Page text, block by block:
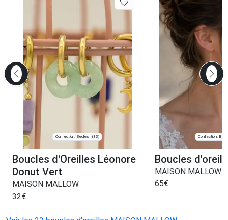
Confection: Bègles (33)
Boucles d'Oreilles Léonore
Donut Vert
MAISON MALLOW
32€
Confection:
Boucles
MAISON MALLOW
65€